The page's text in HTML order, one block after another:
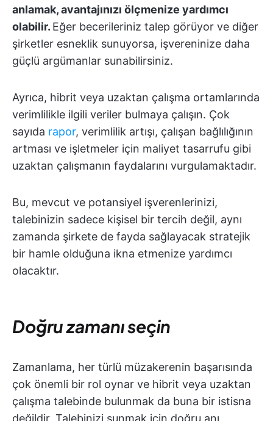
anlamak, avantajınızı ölçmenize yardımcı
olabilir. Eğer becerileriniz talep görüyor ve diğer
şirketler esneklik sunuyorsa, işvereninize daha
güçlü argümanlar sunabilirsiniz.
Ayrıca, hibrit veya uzaktan çalışma ortamlarında
verimlilikle ilgili veriler bulmaya çalışın. Çok
sayıda rapor, verimlilik artışı, çalışan bağlılığının
artması ve işletmeler için maliyet tasarrufu gibi
uzaktan çalışmanın faydalarını vurgulamaktadır.
Bu, mevcut ve potansiyel işverenlerinizi,
talebinizin sadece kişisel bir tercih değil, aynı
zamanda şirkete de fayda sağlayacak stratejik
bir hamle olduğuna ikna etmenize yardımcı
olacaktır.
Doğru zamanı seçin
Zamanlama, her türlü müzakerenin başarısında
çok önemli bir rol oynar ve hibrit veya uzaktan
çalışma talebinde bulunmak da buna bir istisna
değildir. Talebinizi sunmak için doğru anı